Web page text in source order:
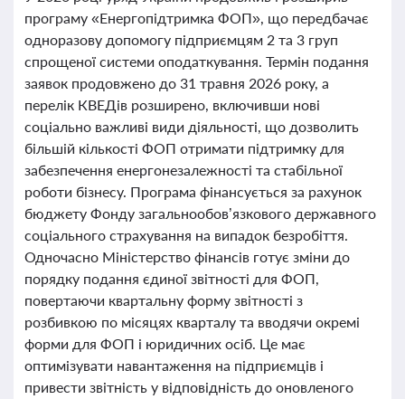
програму «Енергопідтримка ФОП», що передбачає
одноразову допомогу підприємцям 2 та 3 груп
спрощеної системи оподаткування. Термін подання
заявок продовжено до 31 травня 2026 року, а
перелік КВЕДів розширено, включивши нові
соціально важливі види діяльності, що дозволить
більшій кількості ФОП отримати підтримку для
забезпечення енергонезалежності та стабільної
роботи бізнесу. Програма фінансується за рахунок
бюджету Фонду загальнообов’язкового державного
соціального страхування на випадок безробіття.
Одночасно Міністерство фінансів готує зміни до
порядку подання єдиної звітності для ФОП,
повертаючи квартальну форму звітності з
розбивкою по місяцях кварталу та вводячи окремі
форми для ФОП і юридичних осіб. Це має
оптимізувати навантаження на підприємців і
привести звітність у відповідність до оновленого